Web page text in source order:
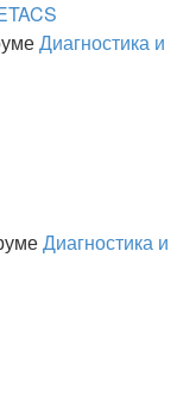
Диагностика и
Диагностика и